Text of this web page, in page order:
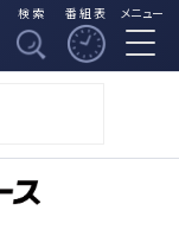
検索 番組表 メニュー